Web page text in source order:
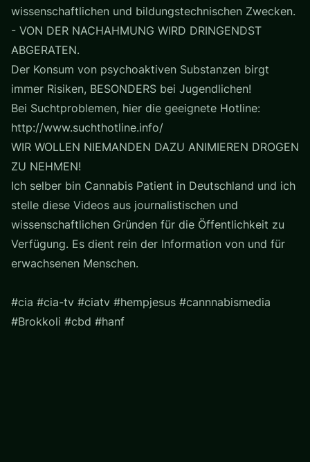
wissenschaftlichen und bildungstechnischen Zwecken.
- VON DER NACHAHMUNG WIRD DRINGENDST
ABGERATEN.
Der Konsum von psychoaktiven Substanzen birgt
immer Risiken, BESONDERS bei Jugendlichen!
Bei Suchtproblemen, hier die geeignete Hotline:
http://www.suchthotline.info/
WIR WOLLEN NIEMANDEN DAZU ANIMIEREN DROGEN
ZU NEHMEN!
Ich selber bin Cannabis Patient in Deutschland und ich
stelle diese Videos aus journalistischen und
wissenschaftlichen Gründen für die Öffentlichkeit zu
Verfügung. Es dient rein der Information von und für
erwachsenen Menschen.
#cia #cia-tv #ciatv #hempjesus #cannnabismedia
#Brokkoli #cbd #hanf